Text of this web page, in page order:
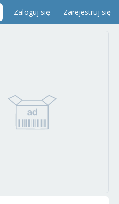
Zaloguj się Zarejestruj się